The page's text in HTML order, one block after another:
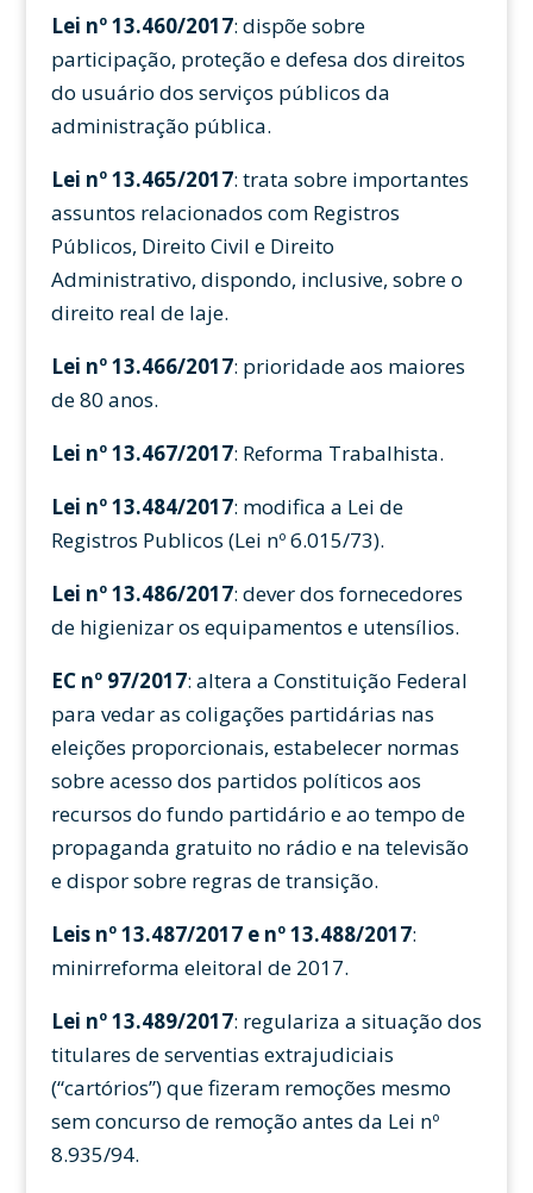
Lei nº 13.460/2017: dispõe sobre
participação, proteção e defesa dos direitos
do usuário dos serviços públicos da
administração pública.
Lei nº 13.465/2017: trata sobre importantes
assuntos relacionados com Registros
Públicos, Direito Civil e Direito
Administrativo, dispondo, inclusive, sobre o
direito real de laje.
Lei nº 13.466/2017: prioridade aos maiores
de 80 anos.
Lei nº 13.467/2017: Reforma Trabalhista.
Lei nº 13.484/2017: modifica a Lei de
Registros Publicos (Lei nº 6.015/73).
Lei nº 13.486/2017: dever dos fornecedores
de higienizar os equipamentos e utensílios.
EC nº 97/2017: altera a Constituição Federal
para vedar as coligações partidárias nas
eleições proporcionais, estabelecer normas
sobre acesso dos partidos políticos aos
recursos do fundo partidário e ao tempo de
propaganda gratuito no rádio e na televisão
e dispor sobre regras de transição.
Leis nº 13.487/2017 e nº 13.488/2017:
minirreforma eleitoral de 2017.
Lei nº 13.489/2017: regulariza a situação dos
titulares de serventias extrajudiciais
(“cartórios”) que fizeram remoções mesmo
sem concurso de remoção antes da Lei nº
8.935/94.